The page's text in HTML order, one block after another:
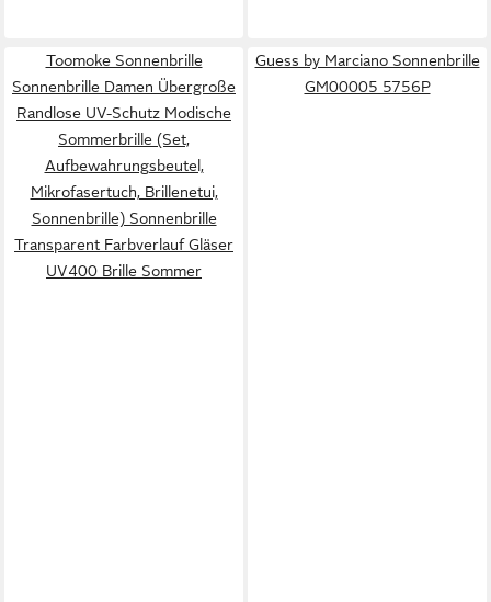
Toomoke Sonnenbrille
Sonnenbrille Damen Übergroße
Randlose UV-Schutz Modische
Sommerbrille (Set,
Aufbewahrungsbeutel,
Mikrofasertuch, Brillenetui,
Sonnenbrille) Sonnenbrille
Transparent Farbverlauf Gläser
UV400 Brille Sommer
Guess by Marciano Sonnenbrille
GM00005 5756P